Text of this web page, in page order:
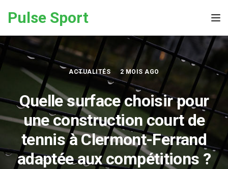
Pulse Sport
ACTUALITÉS 2 MOIS AGO
Quelle surface choisir pour
une construction court de
tennis à Clermont-Ferrand
adaptée aux compétitions ?